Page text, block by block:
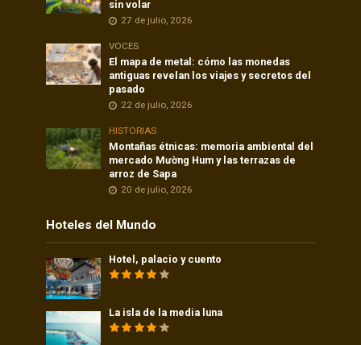
sin volar
27 de julio, 2026
VOCES
El mapa de metal: cómo las monedas
antiguas revelan los viajes y secretos del
pasado
22 de julio, 2026
HISTORIAS
Montañas étnicas: memoria ambiental del
mercado Mường Hum y las terrazas de
arroz de Sapa
20 de julio, 2026
Hoteles del Mundo
Hotel, palacio y cuento
La isla de la media luna